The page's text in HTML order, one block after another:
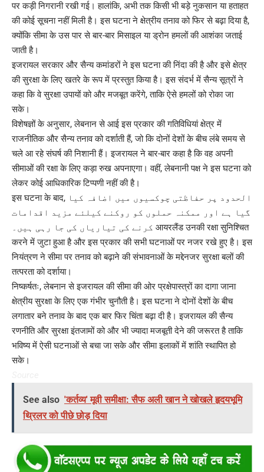
पर कड़ी निगरानी रखी गई। हालांकि, अभी तक किसी भी बड़े नुकसान या हताहत
की कोई सूचना नहीं मिली है। इस घटना ने क्षेत्रीय तनाव को फिर से बढ़ा दिया है,
क्योंकि सीमा के उस पार से बार-बार मिसाइल या ड्रोन हमलों की आशंका जताई
जाती है।
इजरायल सरकार और सैन्य कमांडरों ने इस घटना की निंदा की है और इसे क्षेत्र
की सुरक्षा के लिए खतरे के रूप में प्रस्तुत किया है। इस संदर्भ में सैन्य सूत्रों ने
कहा कि वे सुरक्षा उपायों को और मजबूत करेंगे, ताकि ऐसे हमलों को रोका जा
सके।
विशेषज्ञों के अनुसार, लेबनान से आई इस प्रकार की गतिविधियां क्षेत्र में
राजनीतिक और सैन्य तनाव को दर्शाती हैं, जो कि दोनों देशों के बीच लंबे समय से
चले आ रहे संघर्ष की निशानी हैं। इजरायल ने बार-बार कहा है कि वह अपनी
सीमाओं की रक्षा के लिए कड़ा रुख अपनाएगा। वहीं, लेबनानी पक्ष ने इस घटना को
लेकर कोई आधिकारिक टिप्पणी नहीं की है।
इस घटना के बाद, الحدود پر حفاظتی چوکسیوں میں اضافہ کیا
گیا ہے اور ممکنہ حملوں کو روکنے کیلئے مزید اقدامات
کرنے کی تیاریاں کی جا رہی ہیں۔ आयरलैंड उनकी रक्षा सुनिश्चित
करने में जुटा हुआ है और इस प्रकार की सभी घटनाओं पर नजर रखे हुए है। इस
नियंत्रण ने सीमा पर तनाव को बढ़ाने की संभावनाओं के मद्देनजर सुरक्षा बलों की
तत्परता को दर्शाया।
निष्कर्षतः, लेबनान से इजरायल की सीमा की ओर प्रक्षेपास्त्रों का दागा जाना
क्षेत्रीय सुरक्षा के लिए एक गंभीर चुनौती है। इस घटना ने दोनों देशों के बीच
लगातार बने तनाव के बाद एक बार फिर चिंता बढ़ा दी है। इजरायल की सैन्य
रणनीति और सुरक्षा इंतजामों को और भी ज्यादा मजबूती देने की जरूरत है ताकि
भविष्य में ऐसी घटनाओं से बचा जा सके और सीमा इलाकों में शांति स्थापित हो
सके।
See also 'कर्तव्य' मूवी समीक्षा: सैफ अली खान ने खोखले हृदयभूमि
थ्रिलर को पीछे छोड़ दिया